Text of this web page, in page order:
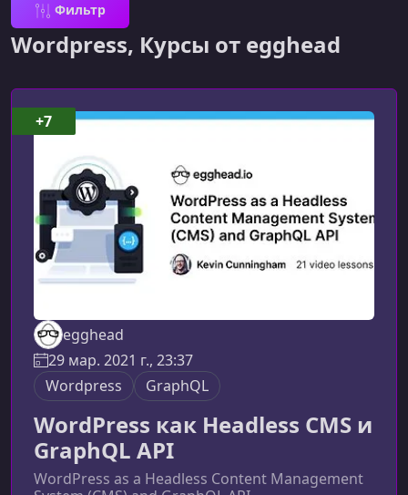
Фильтр
Wordpress, Курсы от egghead
egghead
29 мар. 2021 г., 23:37
Wordpress
GraphQL
WordPress как Headless CMS и
GraphQL API
WordPress as a Headless Content Management
+7